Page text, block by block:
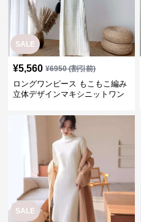
SALE
¥5,560 ¥6950(割引前)
ロングワンピース もこもこ編み
立体デザインマキシニットワン
SALE